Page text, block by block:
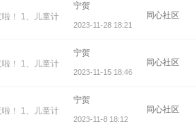
！ 1、儿童计
宁贺
2023-11-28 18:21
同心社区
！ 1、儿童计
宁贺
2023-11-15 18:46
同心社区
！ 1、儿童计
宁贺
2023-11-8 18:12
同心社区